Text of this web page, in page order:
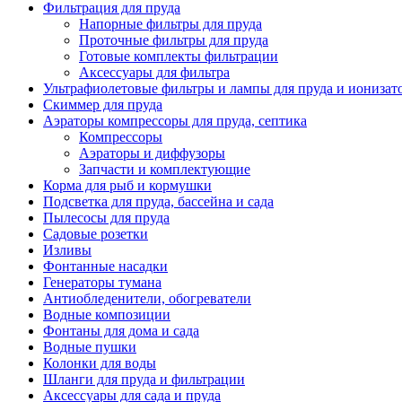
Фильтрация для пруда
Напорные фильтры для пруда
Проточные фильтры для пруда
Готовые комплекты фильтрации
Аксессуары для фильтра
Ультрафиолетовые фильтры и лампы для пруда и
Скиммер для пруда
Аэраторы компрессоры для пруда, септика
Компрессоры
Аэраторы и диффузоры
Запчасти и комплектующие
Корма для рыб и кормушки
Подсветка для пруда, бассейна и сада
Пылесосы для пруда
Садовые розетки
Изливы
Фонтанные насадки
Генераторы тумана
Антиобледенители, обогреватели
Водные композиции
Фонтаны для дома и сада
Водные пушки
Колонки для воды
Шланги для пруда и фильтрации
Аксессуары для сада и пруда